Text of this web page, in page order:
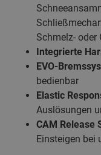
Schmelz- oder
Integrierte
EVO-
bedienbar
Elastic
Auslösungen
CAM Release
Einsteigen bei